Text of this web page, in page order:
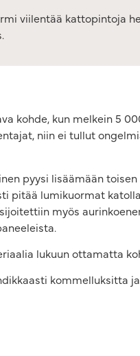
viilentää kattopintoja
kohde, kun melkein 5
niin ei tullut
pyysi lisäämään
pitää lumikuormat
myös
lukuun ottamatta
kommelluksitta